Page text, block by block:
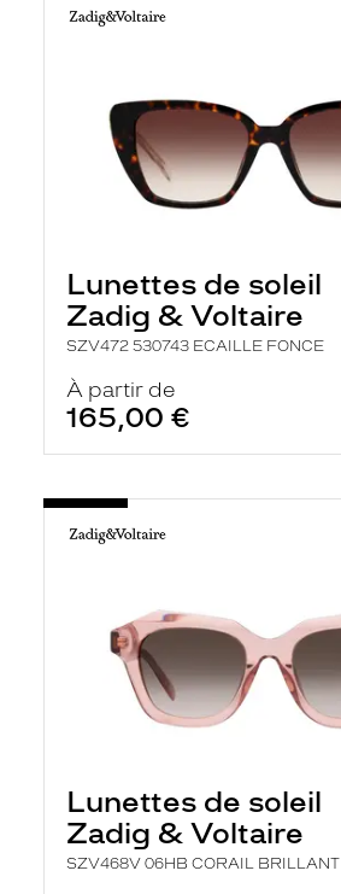
Lunettes de soleil
Zadig & Voltaire
SZV472 530743 ECAILLE FONCE
À partir de
165,00 €
Lunettes de soleil
Zadig & Voltaire
SZV468V 06HB CORAIL BRILLANT